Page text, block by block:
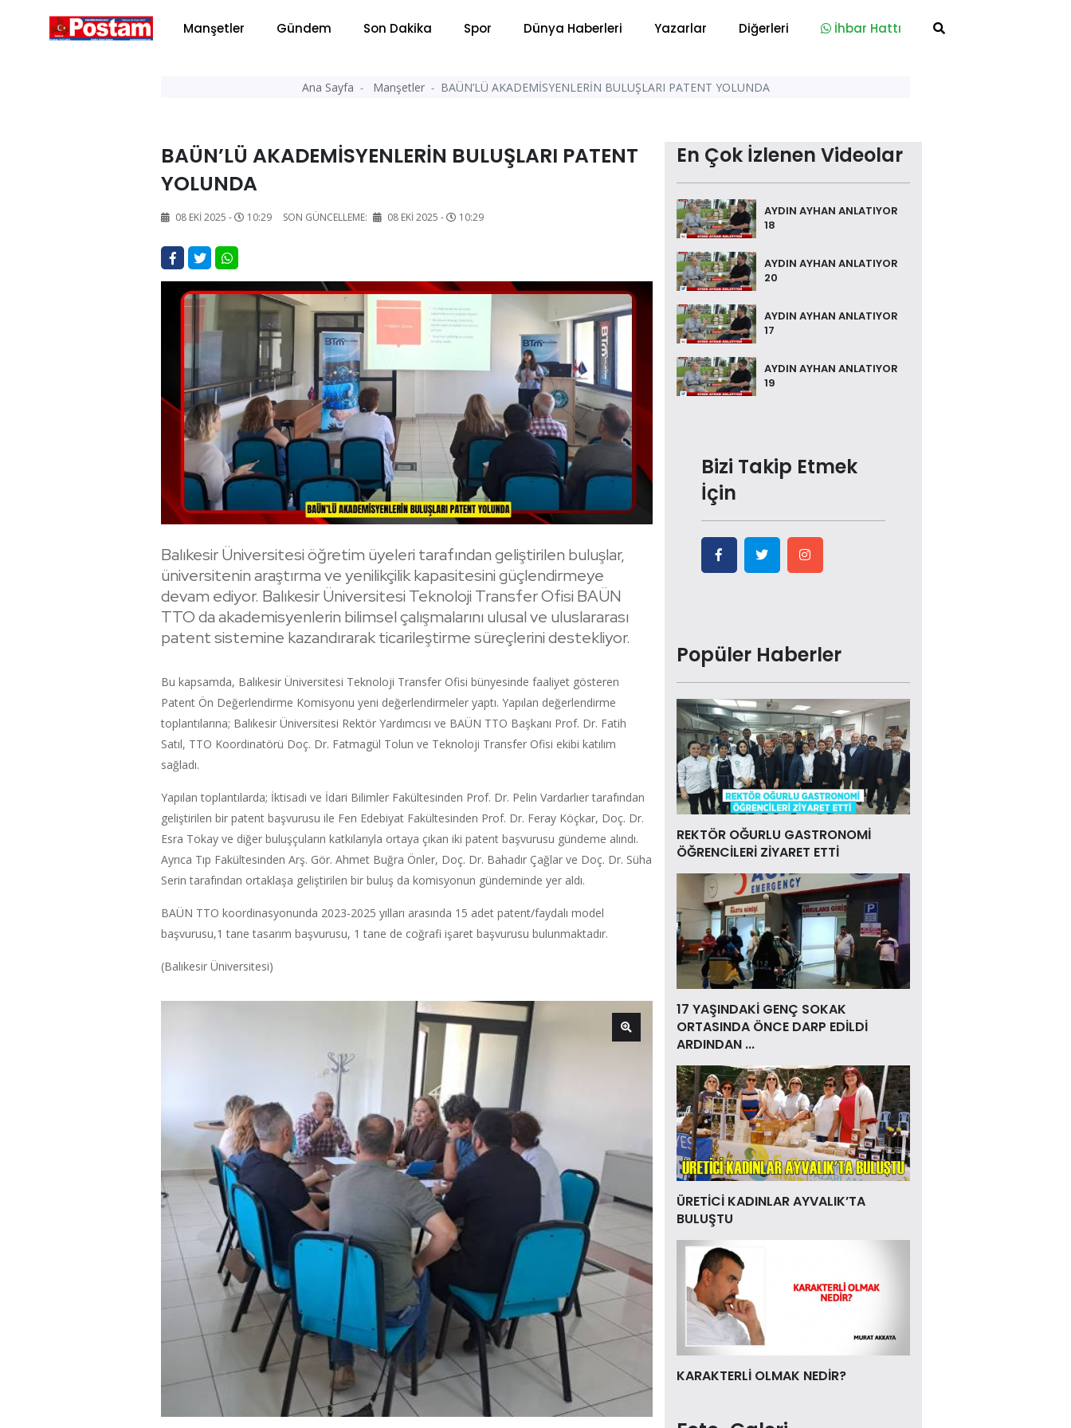
Manşetler Gündem Son Dakika Spor Dünya Haberleri Yazarlar Diğerleri İhbar Hattı
Ana Sayfa Manşetler BAÜN’LÜ AKADEMİSYENLERİN BULUŞLARI PATENT YOLUNDA
BAÜN’LÜ AKADEMİSYENLERİN BULUŞLARI PATENT
YOLUNDA
08 EKI 2025 - 10:29 SON GÜNCELLEME: 08 EKI 2025 - 10:29
Balıkesir Üniversitesi öğretim üyeleri tarafından geliştirilen buluşlar,
üniversitenin araştırma ve yenilikçilik kapasitesini güçlendirmeye
devam ediyor. Balıkesir Üniversitesi Teknoloji Transfer Ofisi BAÜN
TTO da akademisyenlerin bilimsel çalışmalarını ulusal ve uluslararası
patent sistemine kazandırarak ticarileştirme süreçlerini destekliyor.
Bu kapsamda, Balıkesir Üniversitesi Teknoloji Transfer Ofisi bünyesinde faaliyet gösteren
Patent Ön Değerlendirme Komisyonu yeni değerlendirmeler yaptı. Yapılan değerlendirme
toplantılarına; Balıkesir Üniversitesi Rektör Yardımcısı ve BAÜN TTO Başkanı Prof. Dr. Fatih
Satıl, TTO Koordinatörü Doç. Dr. Fatmagül Tolun ve Teknoloji Transfer Ofisi ekibi katılım
sağladı.
Yapılan toplantılarda; İktisadi ve İdari Bilimler Fakültesinden Prof. Dr. Pelin Vardarlıer tarafından
geliştirilen bir patent başvurusu ile Fen Edebiyat Fakültesinden Prof. Dr. Feray Köçkar, Doç. Dr.
Esra Tokay ve diğer buluşçuların katkılarıyla ortaya çıkan iki patent başvurusu gündeme alındı.
Ayrıca Tıp Fakültesinden Arş. Gör. Ahmet Buğra Önler, Doç. Dr. Bahadır Çağlar ve Doç. Dr. Süha
Serin tarafından ortaklaşa geliştirilen bir buluş da komisyonun gündeminde yer aldı.
BAÜN TTO koordinasyonunda 2023-2025 yılları arasında 15 adet patent/faydalı model
başvurusu,1 tane tasarım başvurusu, 1 tane de coğrafi işaret başvurusu bulunmaktadır.
(Balıkesir Üniversitesi)
En Çok İzlenen Videolar
AYDIN AYHAN ANLATIYOR
18
AYDIN AYHAN ANLATIYOR
20
AYDIN AYHAN ANLATIYOR
17
AYDIN AYHAN ANLATIYOR
19
Bizi Takip Etmek
İçin
Popüler Haberler
REKTÖR OĞURLU GASTRONOMİ
ÖĞRENCİLERİ ZİYARET ETTİ
17 YAŞINDAKİ GENÇ SOKAK
ORTASINDA ÖNCE DARP EDİLDİ
ARDINDAN ...
ÜRETİCİ KADINLAR AYVALIK’TA
BULUŞTU
KARAKTERLİ OLMAK NEDİR?